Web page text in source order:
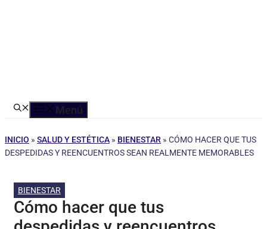
Menú
INICIO » SALUD Y ESTÉTICA » BIENESTAR » CÓMO HACER QUE TUS
DESPEDIDAS Y REENCUENTROS SEAN REALMENTE MEMORABLES
BIENESTAR
Cómo hacer que tus